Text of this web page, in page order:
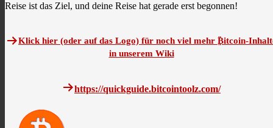
Reise ist das Ziel, und deine Reise hat gerade erst begonnen!
Klick hier (oder auf das Logo) für noch viel mehr ₿itcoin-
in unserem Wiki
https://quickguide.bitcointoolz.com/